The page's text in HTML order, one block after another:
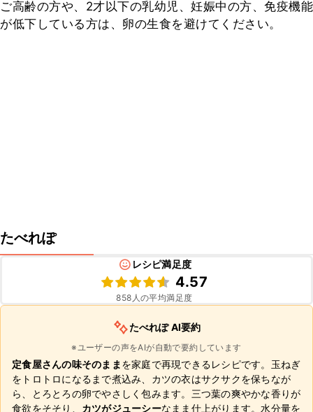
ご高齢の方や、2才以下の乳幼児、妊娠中の方、免疫機能
が低下している方は、卵の生食を避けてください。
たべれぽ
レシピ満足度
4.57
858 人の平均満足度
たべれぽ AI要約
※ユーザーの声をAIが自動で要約しています
定食屋さんの味そのまま を家庭で再現できるレシピです。玉ねぎ
をトロトロになるまで煮込み、カツの衣はサクサクを保ちなが
ら、とろとろの卵でやさしく包みます。三つ葉の爽やかな香りが
食欲をそそり、 カツがジューシーなまま仕上がります。水分量を